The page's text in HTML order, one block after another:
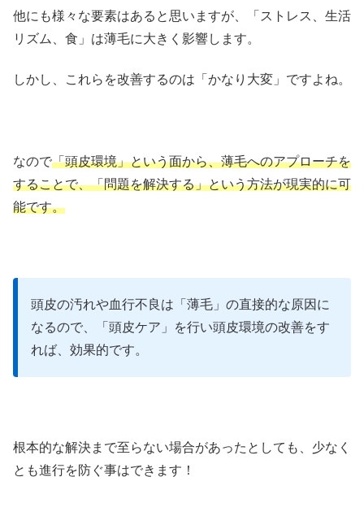
他にも様々な要素はあると思いますが、「ストレス、生活
リズム、食」は薄毛に大きく影響します。
しかし、これらを改善するのは「かなり大変」ですよね。
なので「頭皮環境」という面から、薄毛へのアプローチを
することで、「問題を解決する」という方法が現実的に可
能です。
頭皮の汚れや血行不良は「薄毛」の直接的な原因に
なるので、「頭皮ケア」を行い頭皮環境の改善をす
れば、効果的です。
根本的な解決まで至らない場合があったとしても、少なく
とも進行を防ぐ事はできます！